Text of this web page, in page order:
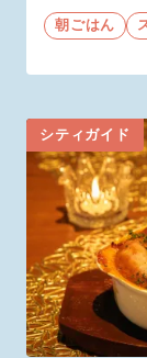
朝ごはん
シティガイド